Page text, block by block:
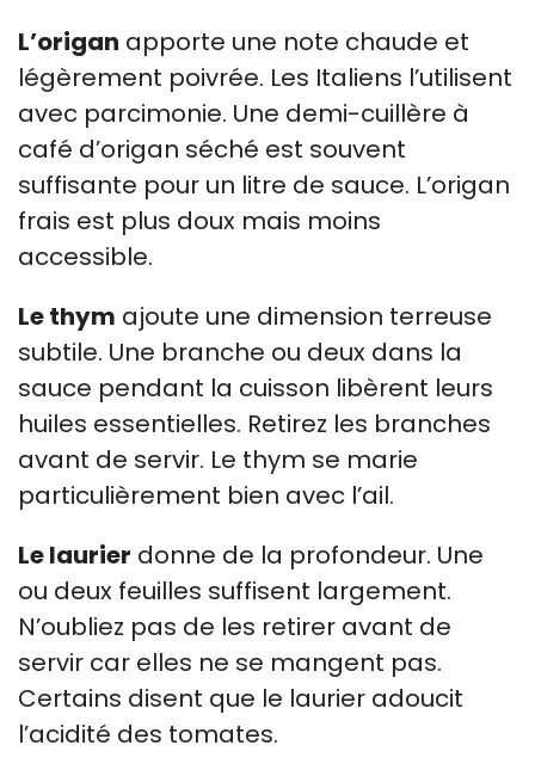
L’origan apporte une note chaude et
légèrement poivrée. Les Italiens l’utilisent
avec parcimonie. Une demi-cuillère à
café d’origan séché est souvent
suffisante pour un litre de sauce. L’origan
frais est plus doux mais moins
accessible.
Le thym ajoute une dimension terreuse
subtile. Une branche ou deux dans la
sauce pendant la cuisson libèrent leurs
huiles essentielles. Retirez les branches
avant de servir. Le thym se marie
particulièrement bien avec l’ail.
Le laurier donne de la profondeur. Une
ou deux feuilles suffisent largement.
N’oubliez pas de les retirer avant de
servir car elles ne se mangent pas.
Certains disent que le laurier adoucit
l’acidité des tomates.